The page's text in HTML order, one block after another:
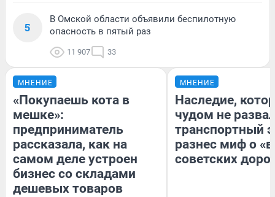
5
В Омской области объявили беспилотную
опасность в пятый раз
11 907 33
МНЕНИЕ
«Покупаешь кота в
мешке»:
предприниматель
рассказала, как на
самом деле устроен
бизнес со складами
дешевых товаров
МНЕНИЕ
Наследие,
чудом не
транспортный
разнес миф о
советских